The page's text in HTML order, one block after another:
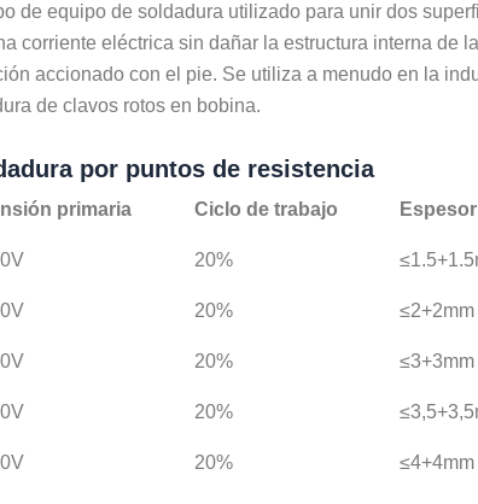
de equipo de soldadura utilizado para unir dos
corriente eléctrica sin dañar la estructura interna de
accionado con el pie. Se utiliza a menudo en la
de clavos rotos en bobina.
por puntos de resistencia
primaria Ciclo de trabajo
20%
20% ≤2+2mm
20% ≤3+3mm
20%
20% ≤4+4mm